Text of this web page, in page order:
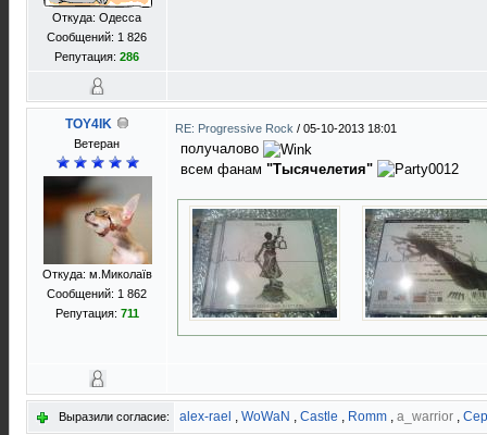
Откуда: Одесса
Сообщений: 1 826
Репутация:286
TOY4IK
Ветеран
Откуда: м.Миколаїв
Сообщений: 1 862
Репутация: 711
RE: Progressive Rock / 05-10-2013 18:01
получалово
всем фанам "Тысячелетия"
Выразили согласие: alex-rael , WoWaN , Castle , Romm , a_warrior ,